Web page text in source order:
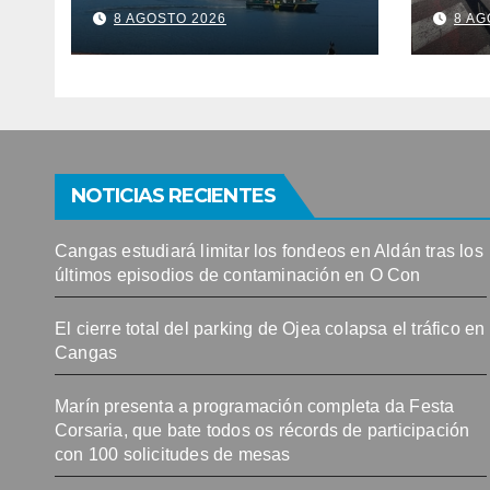
últimos episodios
de contaminación
8 AGOSTO 2026 8
NOTICIAS RECIENTES
Cangas estudiará limitar los fondeos en Aldán tras los
últimos episodios de contaminación en O Con
El cierre total del parking de Ojea colapsa el tráfico en
Cangas
Marín presenta a programación completa da Festa
Corsaria, que bate todos os récords de participación
con 100 solicitudes de mesas